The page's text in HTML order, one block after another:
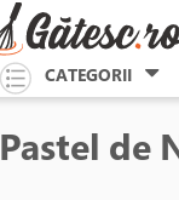
CATEGORII
Pastel de